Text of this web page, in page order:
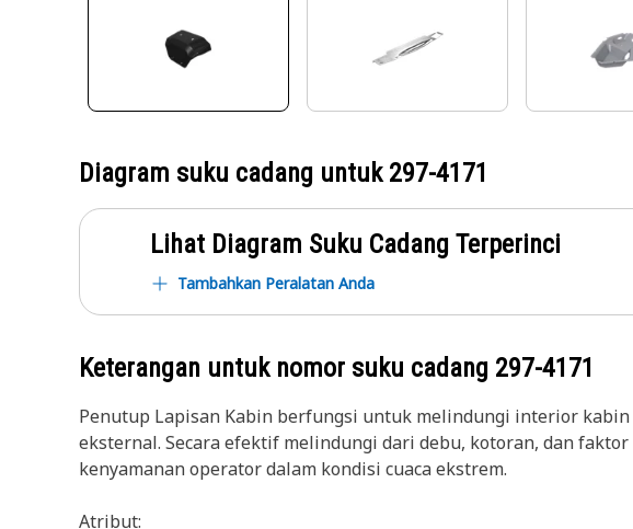
Diagram suku cadang untuk297-4171
Lihat Diagram Suku Cadang Terperinci
Tambahkan Peralatan Anda
Keterangan untuk nomor suku cadang 297-4171
Penutup Lapisan Kabin berfungsi untuk melindungi interior
eksternal. Secara efektif melindungi dari debu, kotoran, dan
kenyamanan operator dalam kondisi cuaca ekstrem.
Atribut: